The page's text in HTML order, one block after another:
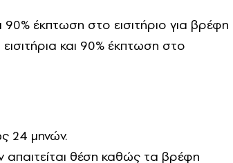
έκπτωση στο εισιτήριο για βρέφη
και 90% έκπτωση στο
24 μηνών.
απαιτείται θέση καθώς τα βρέφη